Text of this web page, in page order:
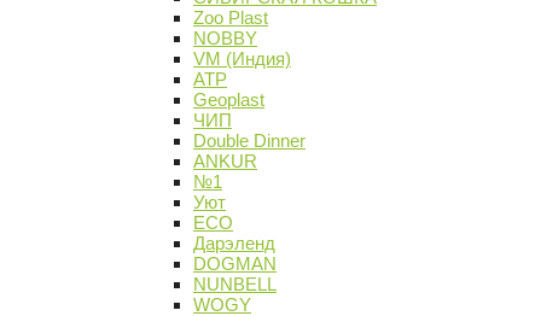
Zoo Plast
NOBBY
VM (Индия)
АТР
Geoplast
ЧИП
Double Dinner
ANKUR
№1
Уют
ECO
Дарэленд
DOGMAN
NUNBELL
WOGY